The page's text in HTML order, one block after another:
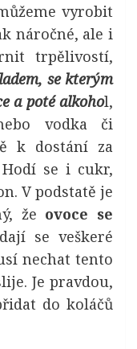
vyrobit
náročné, ale i
trpělivostí,
se kterým
a poté alkohol,
vodka či
k dostání za
se i cukr,
V podstatě je
že ovoce se
se veškeré
nechat tento
Je pravdou,
do koláčů